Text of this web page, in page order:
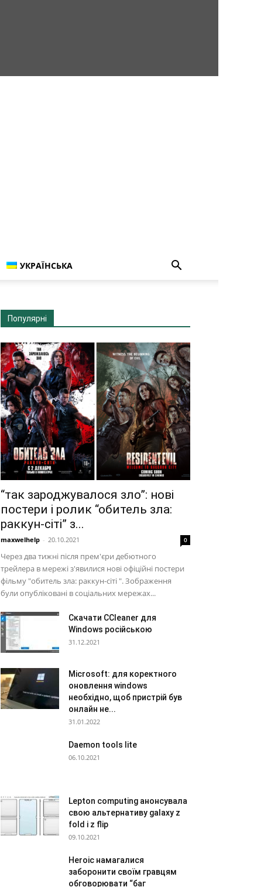
УКРАЇНСЬКА
Популярні
“так зароджувалося зло”: нові
постери і ролик “обитель зла:
раккун-сіті” з...
maxwelhelp - 20.10.2021 0
Через два тижні після прем'єри дебютного
трейлера в мережі з'явилися нові офіційні постери
фільму "обитель зла: раккун-сіті ". Зображення
були опубліковані в соціальних мережах...
Скачати CCleaner для
Windows російською
31.12.2021
Microsoft: для коректного
оновлення windows
необхідно, щоб пристрій був
онлайн не...
31.01.2022
Daemon tools lite
06.10.2021
Lepton computing анонсувала
свою альтернативу galaxy z
fold і z flip
09.10.2021
Heroic намагалися
заборонити своїм гравцям
обговорювати “баг